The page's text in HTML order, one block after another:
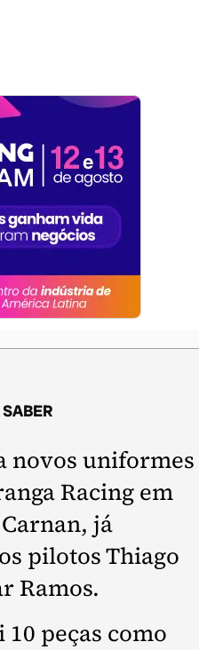
novos uniformes
Racing em
já
pilotos Thiago
Ramos.
peças como